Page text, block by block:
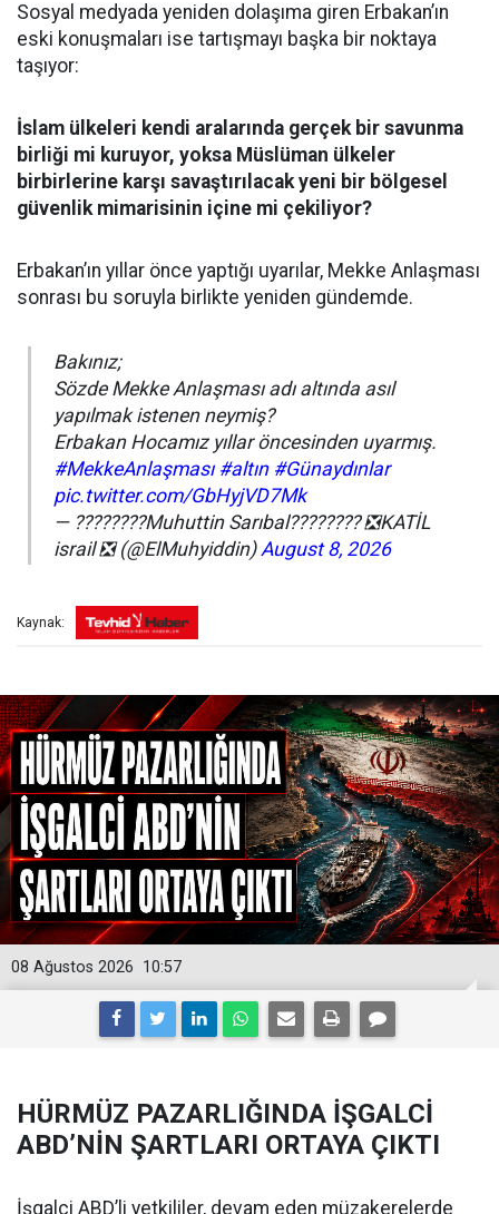
Sosyal medyada yeniden dolaşıma giren Erbakan’ın
eski konuşmaları ise tartışmayı başka bir noktaya
taşıyor:
İslam ülkeleri kendi aralarında gerçek bir savunma
birliği mi kuruyor, yoksa Müslüman ülkeler
birbirlerine karşı savaştırılacak yeni bir bölgesel
güvenlik mimarisinin içine mi çekiliyor?
Erbakan’ın yıllar önce yaptığı uyarılar, Mekke Anlaşması
sonrası bu soruyla birlikte yeniden gündemde.
Bakınız;
Sözde Mekke Anlaşması adı altında asıl
yapılmak istenen neymiş?
Erbakan Hocamız yıllar öncesinden uyarmış.
#MekkeAnlaşması #altın #Günaydınlar
pic.twitter.com/GbHyjVD7Mk
— ????????Muhuttin Sarıbal???????? ❎️KATİL
israil ❎️ (@ElMuhyiddin)August 8, 2026
Kaynak:
10:57
08 Ağustos 2026
HÜRMÜZ PAZARLIĞINDA İŞGALCİ
ABD’NİN ŞARTLARI ORTAYA ÇIKTI
İşgalci ABD’li yetkililer, devam eden müzakerelerde